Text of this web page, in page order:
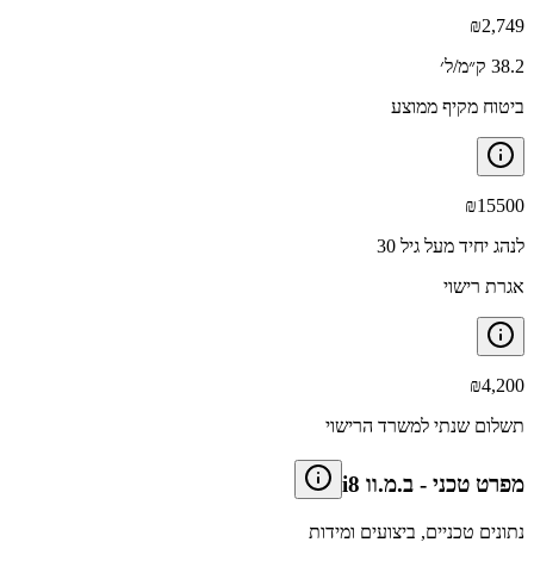
₪2,749
38.2 ק״מ/ל׳
ביטוח מקיף ממוצע
₪15500
לנהג יחיד מעל גיל 30
אגרת רישוי
₪4,200
תשלום שנתי למשרד הרישוי
מפרט טכני - ב.מ.וו i8
נתונים טכניים, ביצועים ומידות